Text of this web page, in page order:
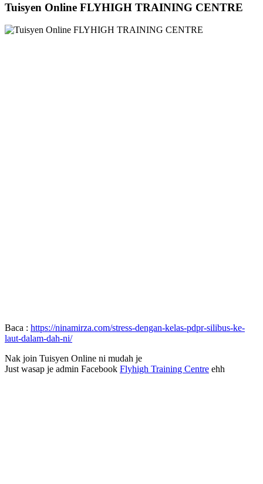
Tuisyen Online FLYHIGH TRAINING CENTRE
Baca : https://ninamirza.com/stress-dengan-kelas-pdpr-silibus-ke-
laut-dalam-dah-ni/
Nak join Tuisyen Online ni mudah je
Just wasap je admin Facebook Flyhigh Training Centre ehh